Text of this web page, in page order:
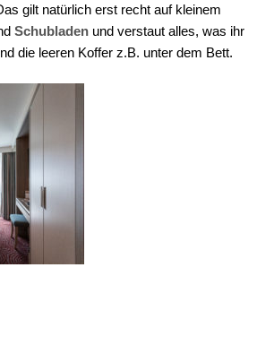
gilt natürlich erst recht auf kleinem
Schubladen und verstaut alles, was ihr
die leeren Koffer z.B. unter dem Bett.